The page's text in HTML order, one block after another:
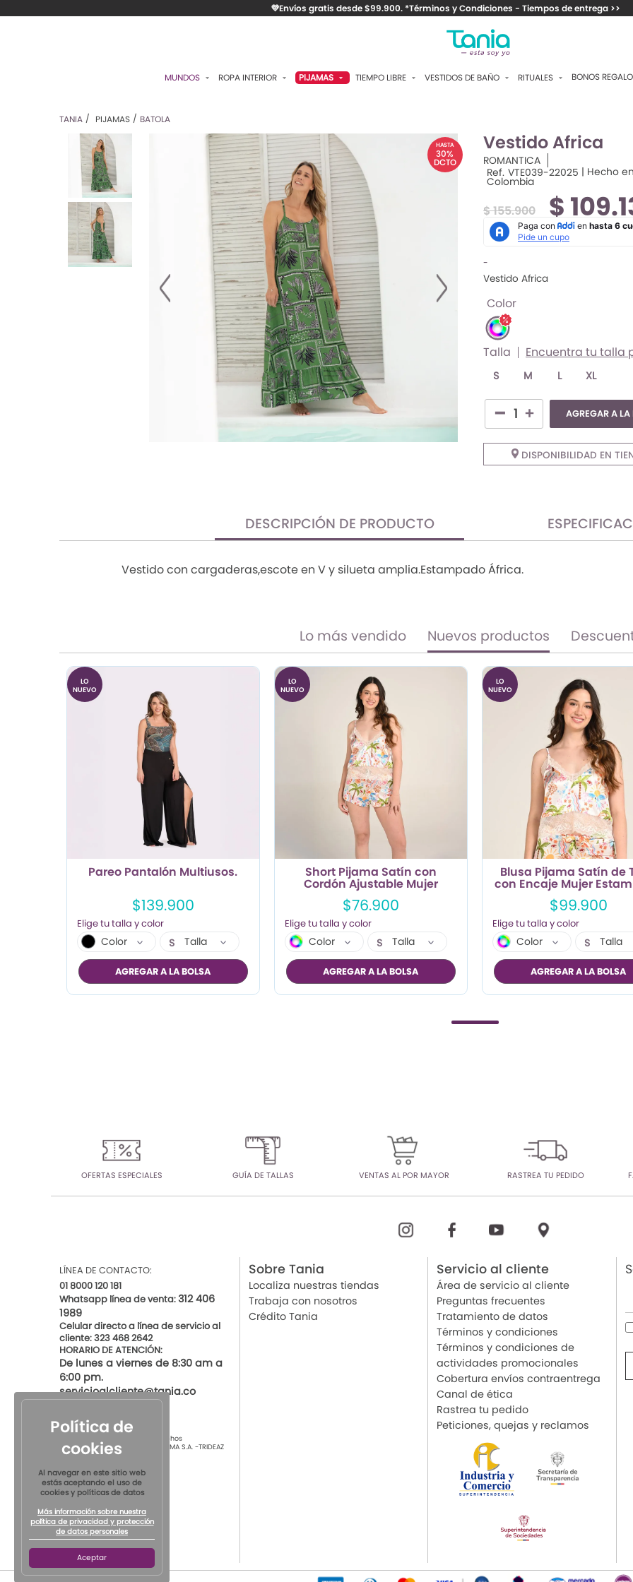
💜Envíos gratis desde $99.900. *Términos y Condiciones - Tiempos de entrega >>
MUNDOS
ROMÁNTICA
CONTROL
RITUALES
ROPA INTERIOR
PANTIES
ALGODÓN
CAMISETAS
BODIES
ACCESORIOS
LO MÁS VENDIDO
MATERNIDAD
FAJAS
TRENDY PROMO
CONJUNTOS
FRESCA
PIJAMAS
CAPRI
SHORT
CAMISAS
BATOLA
KIMONOS
PANTUFLAS
COMBINAR
TIEMPO LIBRE
PANTALONES Y SHORTS
CHAQUETAS Y BUZOS
TOPS
ACCESORIOS
MEDIAS
VESTIDOS DE BAÑO
PAREOS
ACCESORIOS
RITUALES
ANTIBACTERIALES Y
JABONES
BONOS REGALO
TANIA PIJAMAS BATOLA
HASTA
30%
DCTO
Vestido Africa
ROMANTICA
Ref. VTE039-22025 | Hecho en
Colombia
$ 155.900
Por: $
-
Vestido Africa
Talla Encuentra tu talla
S M L XL
Color
AGREGAR A LA
DISPONIBILIDAD EN
DESCRIPCIÓN DE PRODUCTO
Vestido con cargaderas,escote en V y silueta amplia.Estampado África.
Lo más vendido Nuevos productos
LO
NUEVO
Pareo Pantalón Multiusos.
$139.900
Color
S
M
L
XL
Talla
AGREGAR A LA BOLSA
LO
NUEVO
Short Pijama Satín con
Cordón Ajustable Mujer
Estampado Playa.
$76.900
Color
S
M
L
XL
Talla
AGREGAR A LA BOLSA
LO
NUEVO
Blusa Pijama Satín de
con Encaje Mujer
Playa.
$99.900
Color
S
M
L
Talla
AGREGAR A LA BOLSA
OFERTAS ESPECIALES GUÍA DE TALLAS VENTAS AL POR MAYOR RASTREA TU PEDIDO
LÍNEA DE CONTACTO:
01 8000 120 181
Whatsapp línea de venta:312 406
1989
Celular directo a línea de servicio al
cliente: 323 468 2642
HORARIO DE ATENCIÓN:
De lunes a viernes de 8:30 am a
6:00 pm.
servicioalcliente@tania.co
© 2021 por Tania Todos los derechos
ReservadosTIENDAS DE ROPA INTIMA S.A. -TRIDEAZ
S.A. Nit 890.901.218-4
Sobre Tania
Localiza nuestras tiendas
Trabaja con nosotros
Crédito Tania
Servicio al cliente
Área de servicio al cliente
Preguntas frecuentes
Tratamiento de datos
Términos y condiciones
Términos y condiciones de
actividades promocionales
Cobertura envíos contraentrega
Canal de ética
Rastrea tu pedido
Peticiones, quejas y reclamos
Política de
cookies
Al navegar en este sitio web
estás aceptando el uso de
cookies y políticas de datos
Más información sobre nuestra
política de privacidad y protección
de datos personales
Aceptar